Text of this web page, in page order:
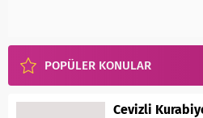
POPÜLER KONULAR
Cevizli